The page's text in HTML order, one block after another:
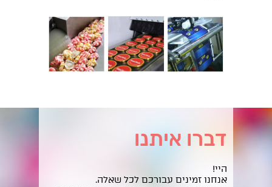
דברו איתנו
היי!
אנחנו זמינים עבורכם לכל שאלה.